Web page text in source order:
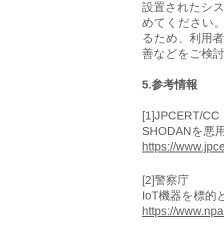
設置されたシ
めてください
るため、利用
善などをご検
5.参考情報
[1]JPCERT/CC
SHODANを悪
https://
[2]警察庁
IoT機器を標的
https://